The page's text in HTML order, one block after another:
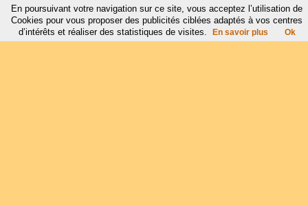
En poursuivant votre navigation sur ce site, vous acceptez l’utilisation de
Cookies pour vous proposer des publicités ciblées adaptés à vos centres
d’intérêts et réaliser des statistiques de visites.
En savoir plus Ok